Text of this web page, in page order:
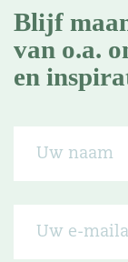
Blijf
van o.a.
en